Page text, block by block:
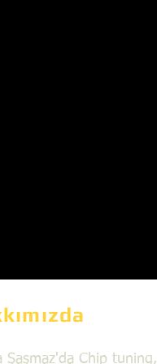
Şaşmaz'da Chip tuning,